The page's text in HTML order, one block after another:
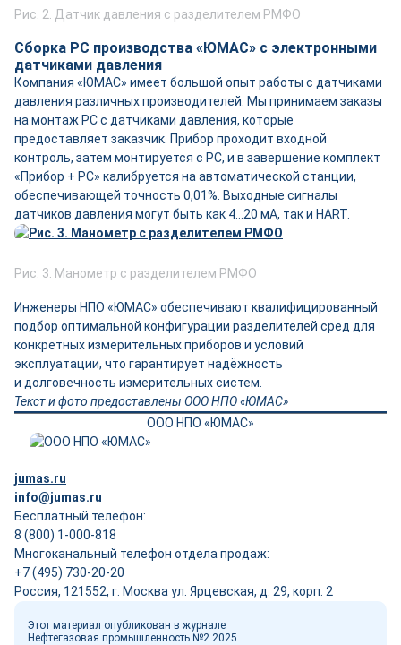
Рис. 2. Датчик давления с разделителем РМФО
Сборка РС производства «ЮМАС» с электронными
датчиками давления
Компания «ЮМАС» имеет большой опыт работы с датчиками
давления различных производителей. Мы принимаем заказы
на монтаж РС с датчиками давления, которые
предоставляет заказчик. Прибор проходит входной
контроль, затем монтируется с РС, и в завершение комплект
«Прибор + РС» калибруется на автоматической станции,
обеспечивающей точность 0,01%. Выходные сигналы
датчиков давления могут быть как 4…20 мА, так и HART.
Рис. 3. Манометр с разделителем РМФО
Инженеры НПО «ЮМАС» обеспечивают квалифицированный
подбор оптимальной конфигурации разделителей сред для
конкретных измерительных приборов и условий
эксплуатации, что гарантирует надёжность
и долговечность измерительных систем.
Текст и фото предоставлены ООО НПО «ЮМАС»
ООО НПО «ЮМАС»
jumas.ru
info@jumas.ru
Бесплатный телефон:
8 (800) 1-000-818
Многоканальный телефон отдела продаж:
+7 (495) 730-20-20
Россия, 121552, г. Москва ул. Ярцевская, д. 29, корп. 2
Этот материал опубликован в журнале
Нефтегазовая промышленность №2 2025.